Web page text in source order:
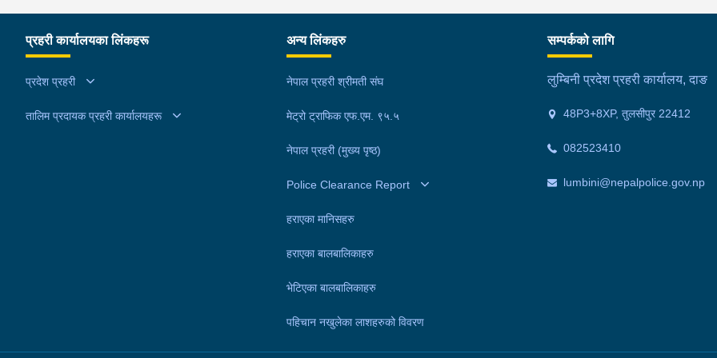
सहित पक्राउ गरेको हो । थप अनुसन्धानको क्रममा प्रहरीले
अरूण कुमारको घर तलासी गर्दा थप ४ सय २५ ग्राम खैरो हेरोइन,
नगद १ लाख ८० हजार नेपाली रूपैयाँ, २ लाख १४ हजार भारतीय
।यस सम्बन्धमा प्रहरीले आवश्यक अनुसन्धान गरिरहेको छ ।
वर्षीय खिम तिमिल्सिना गम्भीर घाइते भएका थिए।घाइते
तिमिल्सिनालाई उपचारका लागि लमही अस्पताल दाङ लगिएकोमा
चिकित्सकले मृत घोषणा गरेका थिए।दुर्घटनामा संलग्न बोलेरो
वर्षीय रोहन चौधरी, बोलेरो पिकअप तथा मोटरसाइकल प्रहरी
सम्बन्धमा प्रहरीले थप अनुसन्धान गरिरहेको छ।
प्रहरी कार्यालयका लिंकहरू
प्रदेश प्रहरी
तालिम प्रदायक प्रहरी कार्यालयहरू
अन्य लिंकहरु
नेपाल प्रहरी श्रीमती संघ
मेट्रो ट्राफिक एफ.एम. ९५.५
नेपाल प्रहरी (मुख्य पृष्ठ)
Police Clearance Report
हराएका मानिसहरु
हराएका बालबालिकाहरु
भेटिएका बालबालिकाहरु
पहिचान नखुलेका लाशहरुको विवरण
सम्पर्कको लागि
लुम्बिनी प्रदेश प्रहरी कार्यालय, दाङ
48P3+8XP, तुलसीपुर 22412
082523410
lumbini@nepalpolice.gov.np